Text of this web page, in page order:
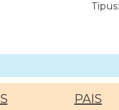
Tipus:
PAIS